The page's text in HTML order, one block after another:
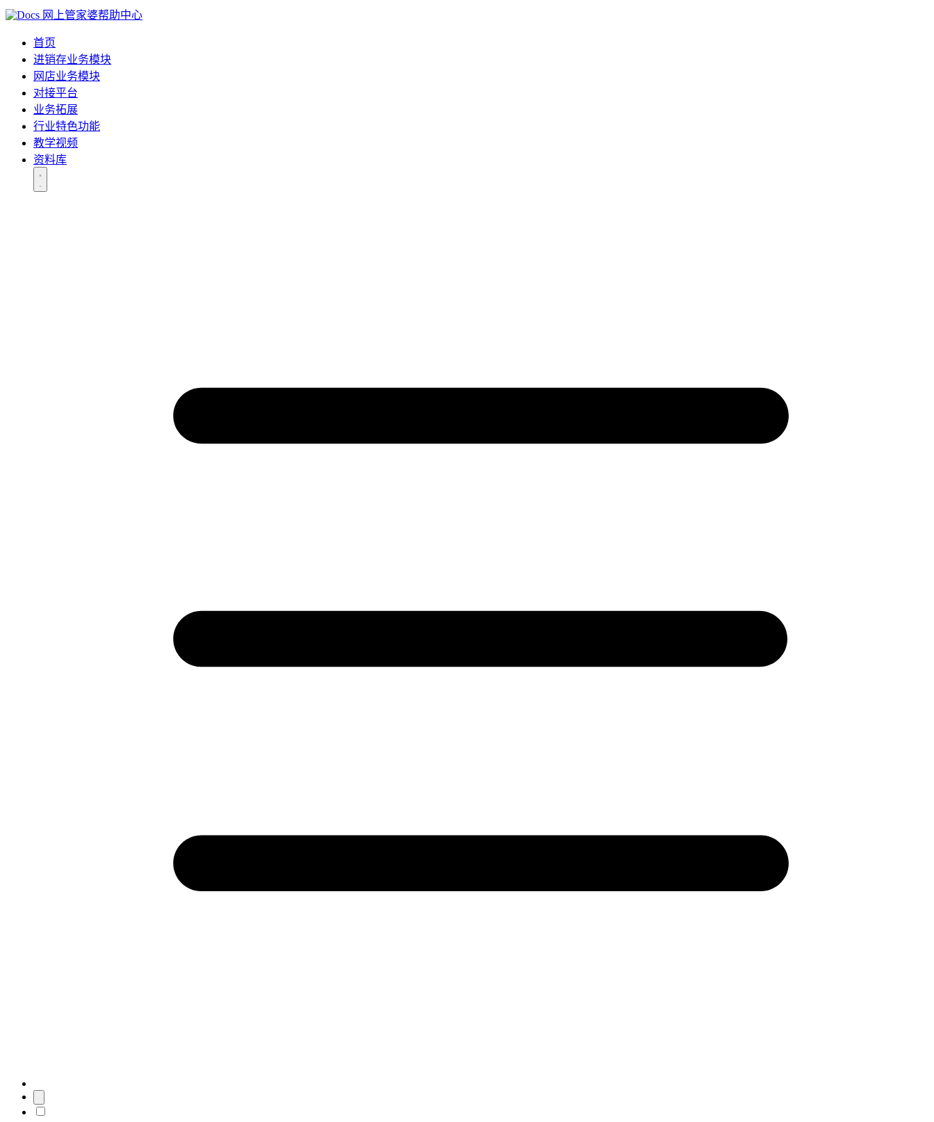
网上管家婆帮助中心
首页
进销存业务模块
网店业务模块
对接平台
业务拓展
行业特色功能
教学视频
资料库